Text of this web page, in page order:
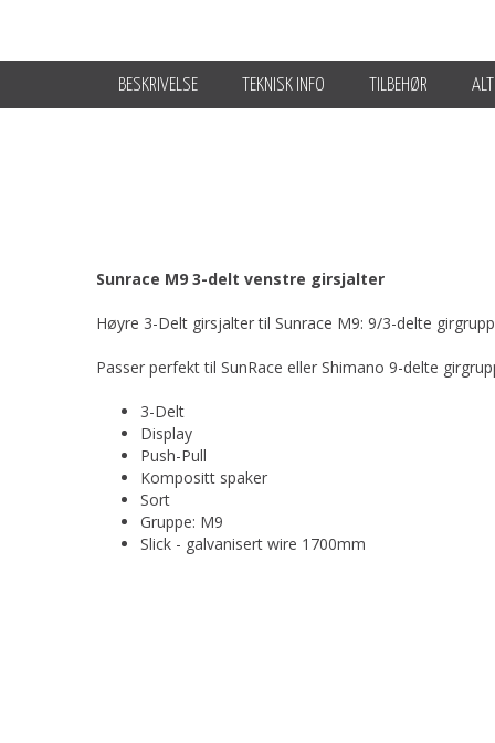
BESKRIVELSE TEKNISK INFO TILBEHØR
Sunrace M9 3-delt venstre girsjalter
Høyre 3-Delt girsjalter til Sunrace M9: 9/3-delte
Passer perfekt til SunRace eller Shimano 9-delte
3-Delt
Display
Push-Pull
Kompositt spaker
Sort
Gruppe: M9
Slick - galvanisert wire 1700mm